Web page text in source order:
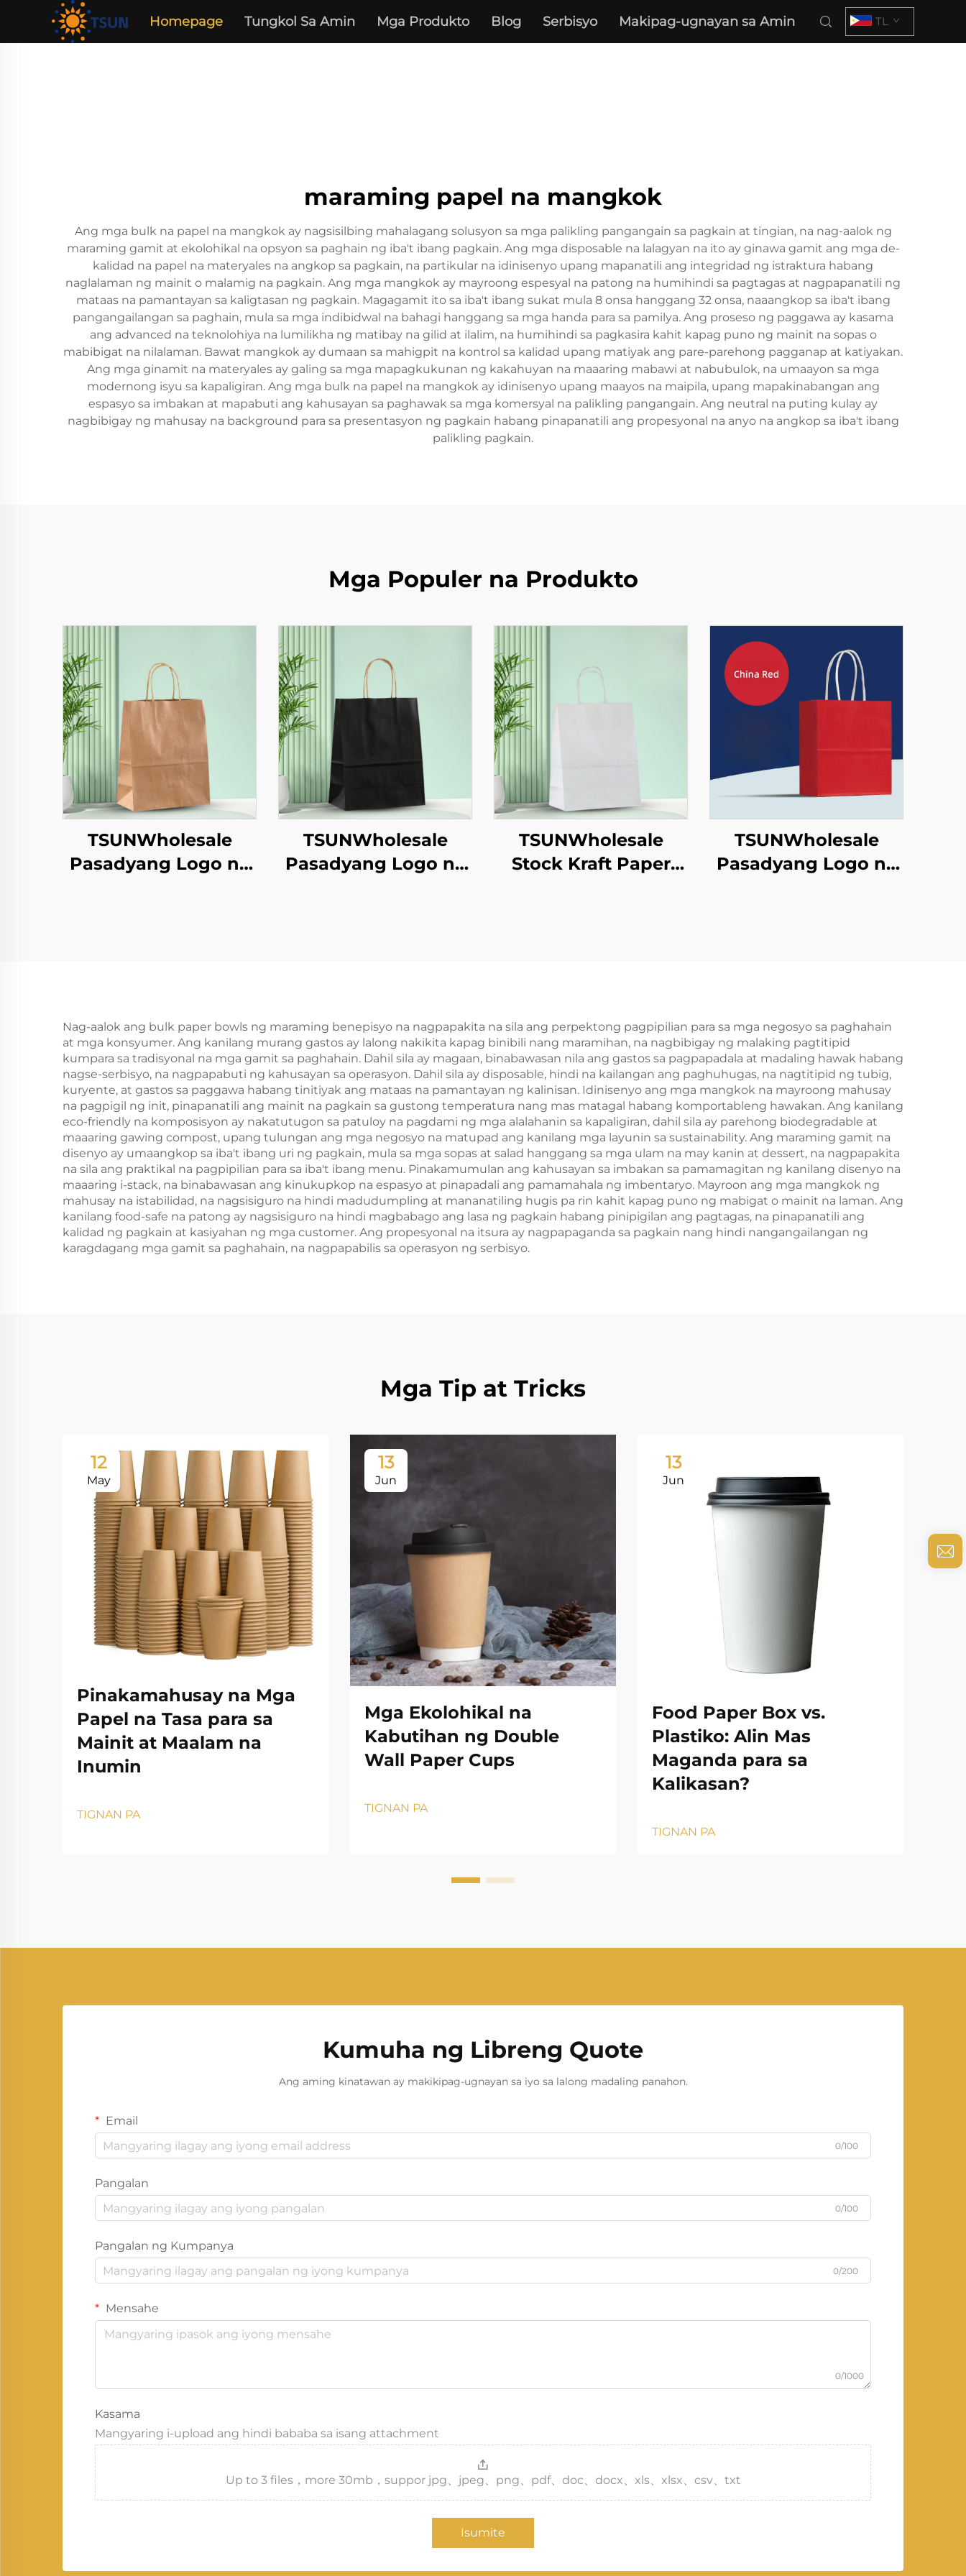
Homepage Tungkol Sa Amin Mga Produkto Blog Serbisyo Makipag-ugnayan sa Amin TL
maraming papel na mangkok
Ang mga bulk na papel na mangkok ay nagsisilbing mahalagang solusyon sa mga palikling pangangain sa pagkain at tingian, na nag-aalok ng
maraming gamit at ekolohikal na opsyon sa paghain ng iba't ibang pagkain. Ang mga disposable na lalagyan na ito ay ginawa gamit ang mga de-
kalidad na papel na materyales na angkop sa pagkain, na partikular na idinisenyo upang mapanatili ang integridad ng istraktura habang
naglalaman ng mainit o malamig na pagkain. Ang mga mangkok ay mayroong espesyal na patong na humihindi sa pagtagas at nagpapanatili ng
mataas na pamantayan sa kaligtasan ng pagkain. Magagamit ito sa iba't ibang sukat mula 8 onsa hanggang 32 onsa, naaangkop sa iba't ibang
pangangailangan sa paghain, mula sa mga indibidwal na bahagi hanggang sa mga handa para sa pamilya. Ang proseso ng paggawa ay kasama
ang advanced na teknolohiya na lumilikha ng matibay na gilid at ilalim, na humihindi sa pagkasira kahit kapag puno ng mainit na sopas o
mabibigat na nilalaman. Bawat mangkok ay dumaan sa mahigpit na kontrol sa kalidad upang matiyak ang pare-parehong pagganap at katiyakan.
Ang mga ginamit na materyales ay galing sa mga mapagkukunan ng kakahuyan na maaaring mabawi at nabubulok, na umaayon sa mga
modernong isyu sa kapaligiran. Ang mga bulk na papel na mangkok ay idinisenyo upang maayos na maipila, upang mapakinabangan ang
espasyo sa imbakan at mapabuti ang kahusayan sa paghawak sa mga komersyal na palikling pangangain. Ang neutral na puting kulay ay
nagbibigay ng mahusay na background para sa presentasyon ng pagkain habang pinapanatili ang propesyonal na anyo na angkop sa iba't ibang
palikling pagkain.
Mga Populer na Produkto
TSUNWholesale
Pasadyang Logo na
Printing Surface
TSUNWholesale
Pasadyang Logo na
Printing Surface
TSUNWholesale
Stock Kraft Paper
TSUNWholesale
Pasadyang Logo na
Plastic Packaging
Crafts
Nag-aalok ang bulk paper bowls ng maraming benepisyo na nagpapakita na sila ang perpektong pagpipilian para sa mga negosyo sa paghahain
at mga konsyumer. Ang kanilang murang gastos ay lalong nakikita kapag binibili nang maramihan, na nagbibigay ng malaking pagtitipid
kumpara sa tradisyonal na mga gamit sa paghahain. Dahil sila ay magaan, binabawasan nila ang gastos sa pagpapadala at madaling hawak habang
nagse-serbisyo, na nagpapabuti ng kahusayan sa operasyon. Dahil sila ay disposable, hindi na kailangan ang paghuhugas, na nagtitipid ng tubig,
kuryente, at gastos sa paggawa habang tinitiyak ang mataas na pamantayan ng kalinisan. Idinisenyo ang mga mangkok na mayroong mahusay
na pagpigil ng init, pinapanatili ang mainit na pagkain sa gustong temperatura nang mas matagal habang komportableng hawakan. Ang kanilang
eco-friendly na komposisyon ay nakatutugon sa patuloy na pagdami ng mga alalahanin sa kapaligiran, dahil sila ay parehong biodegradable at
maaaring gawing compost, upang tulungan ang mga negosyo na matupad ang kanilang mga layunin sa sustainability. Ang maraming gamit na
disenyo ay umaangkop sa iba't ibang uri ng pagkain, mula sa mga sopas at salad hanggang sa mga ulam na may kanin at dessert, na nagpapakita
na sila ang praktikal na pagpipilian para sa iba't ibang menu. Pinakamumulan ang kahusayan sa imbakan sa pamamagitan ng kanilang disenyo na
maaaring i-stack, na binabawasan ang kinukupkop na espasyo at pinapadali ang pamamahala ng imbentaryo. Mayroon ang mga mangkok ng
mahusay na istabilidad, na nagsisiguro na hindi madudumpling at mananatiling hugis pa rin kahit kapag puno ng mabigat o mainit na laman. Ang
kanilang food-safe na patong ay nagsisiguro na hindi magbabago ang lasa ng pagkain habang pinipigilan ang pagtagas, na pinapanatili ang
kalidad ng pagkain at kasiyahan ng mga customer. Ang propesyonal na itsura ay nagpapaganda sa pagkain nang hindi nangangailangan ng
karagdagang mga gamit sa paghahain, na nagpapabilis sa operasyon ng serbisyo.
Mga Tip at Tricks
12
May
Pinakamahusay na Mga
Papel na Tasa para sa
Mainit at Maalam na
Inumin
TIGNAN PA
13
Jun
Mga Ekolohikal na
Kabutihan ng Double
Wall Paper Cups
TIGNAN PA
13
Jun
Food Paper Box vs.
Plastiko: Alin Mas
Maganda para sa
Kalikasan?
TIGNAN PA
Kumuha ng Libreng Quote
Ang aming kinatawan ay makikipag-ugnayan sa iyo sa lalong madaling panahon.
Email
0/100
Pangalan
0/100
Pangalan ng Kumpanya
0/200
Mensahe
0/1000
Kasama
Mangyaring i-upload ang hindi bababa sa isang attachment
Up to 3 files，more 30mb，suppor jpg、jpeg、png、pdf、doc、docx、xls、xlsx、csv、txt
Isumite